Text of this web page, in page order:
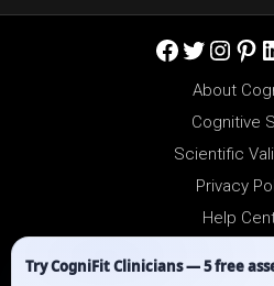
Facebook
Twitter
About
Cognitive
Scientific
Privacy
Help
Try CogniFit Clinicians — 5 free